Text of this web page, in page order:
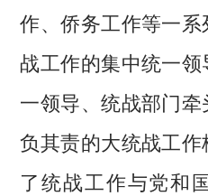
作、侨务工作等一
战工作的集中统一
一领导、统战部门
负其责的大统战工
了统战工作与党和